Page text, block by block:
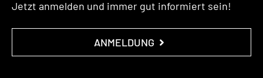
Jetzt anmelden und immer gut informiert sein!
ANMELDUNG